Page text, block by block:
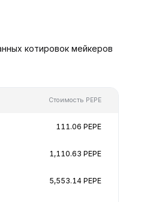
котировок мейкеров
Стоимость PEPE
111.06 PEPE
1,110.63 PEPE
5,553.14 PEPE